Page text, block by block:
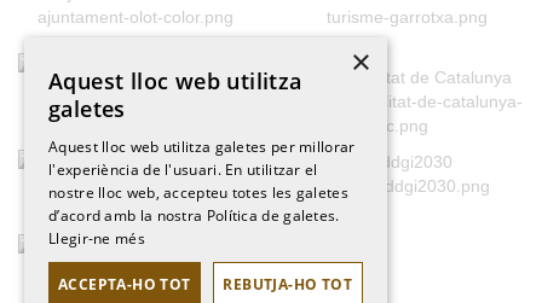
×
Aquest lloc web utilitza
galetes
Aquest lloc web utilitza galetes per millorar
l'experiència de l'usuari. En utilitzar el
nostre lloc web, accepteu totes les galetes
d’acord amb la nostra Política de galetes.
Llegir-ne més
ACCEPTA-HO TOT REBUTJA-HO TOT